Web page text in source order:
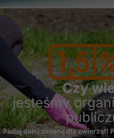
Czy
jesteśmy
Podaj dalej zmianę dla zwierząt!